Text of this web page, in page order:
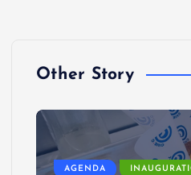
Other Story
AGENDA